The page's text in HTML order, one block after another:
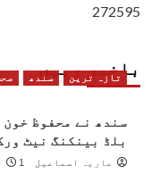
272595
باخبر رہیں
تازہ ترین سندھ
سندھ نے محفوظ
بلڈ بینکنگ نیٹ
ماریہ اسماعیل 1 مہینہ ago